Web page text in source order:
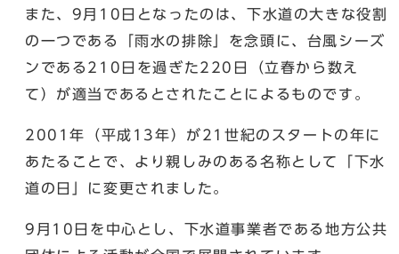
また、9月10日となったのは、下水道の大きな役割
の一つである「雨水の排除」を念頭に、台風シーズ
ンである210日を過ぎた220日（立春から数え
て）が適当であるとされたことによるものです。
2001年（平成13年）が21世紀のスタートの年に
あたることで、より親しみのある名称として「下水
道の日」に変更されました。
9月10日を中心とし、下水道事業者である地方公共